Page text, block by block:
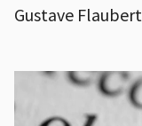
Gustave Flaubert